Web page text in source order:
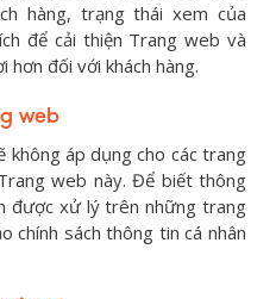
hàng, trạng thái xem của
để cải thiện Trang web và
đối với khách hàng.
web
không áp dụng cho các trang
web này. Để biết thông
được xử lý trên những trang
chính sách thông tin cá nhân